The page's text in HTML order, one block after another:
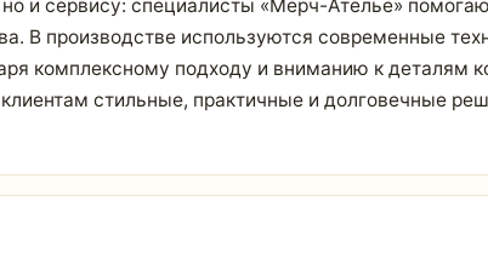
и сервису: специалисты «Мерч-Ателье»
В производстве используются современные
комплексному подходу и вниманию к деталям
стильные, практичные и долговечные